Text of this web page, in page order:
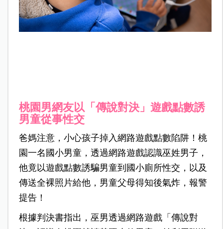
桃園男網友以「傳說對決」遊戲點數誘
男童從事性交
爸媽注意，小心孩子掉入網路遊戲點數陷阱！桃
園一名國小男童，透過網路遊戲認識巫姓男子，
他竟以遊戲點數誘騙男童到國小廁所性交，以及
傳送全裸照片給他，男童父母得知後氣炸，報警
提告！
根據判決書指出，巫男透過網路遊戲「傳說對